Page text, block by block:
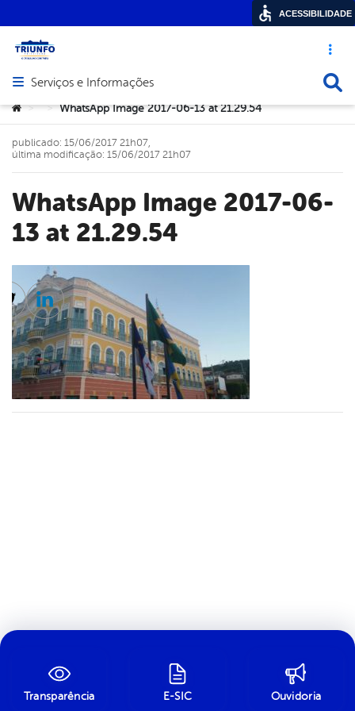
Acesso
Abrir menu principal de navegação
Serviços e Informações
Você está aqui:
> > WhatsApp Image 2017-06-13 at 21.29.54
WhatsApp Image 2017-06-
13 at 21.29.54
publicado: 15/06/2017 21h07,
última modificação: 15/06/2017 21h07
Twitter
Linkedin
Transparência E-SIC Ouvidoria
ACESSIBILIDADE